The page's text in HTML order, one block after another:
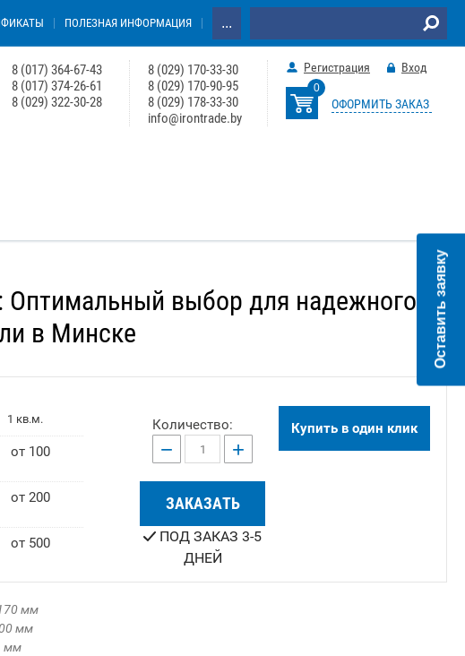
ПОЛЕЗНАЯ ИНФОРМАЦИЯ ...
8 (017) 364-67-43
8 (017) 374-26-61
8 (029) 322-30-28
8 (029) 170-33-30
8 (029) 170-90-95
8 (029) 178-33-30
info@irontrade.by
Регистрация Вход
0
ОФОРМИТЬ ЗАКАЗ
выбор для надежного
в Минске
1 кв.м.
от 100
от 200
от 500
Количество:
− +
ЗАКАЗАТЬ
ПОД ЗАКАЗ 3-5
ДНЕЙ
Купить в один клик
мм
мм
мм
Оставить заявку